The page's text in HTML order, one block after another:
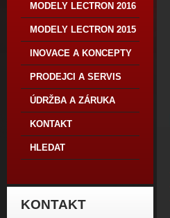
MODELY LECTRON 2016
MODELY LECTRON 2015
INOVACE A KONCEPTY
PRODEJCI A SERVIS
ÚDRŽBA A ZÁRUKA
KONTAKT
HLEDAT
KONTAKT